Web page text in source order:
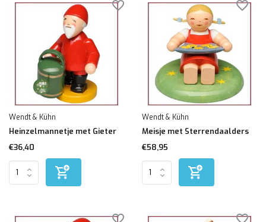
Wendt & Kühn
Heinzelmannetje met Gieter
€36,40
Wendt & Kühn
Meisje met Sterrendaalders
€58,95